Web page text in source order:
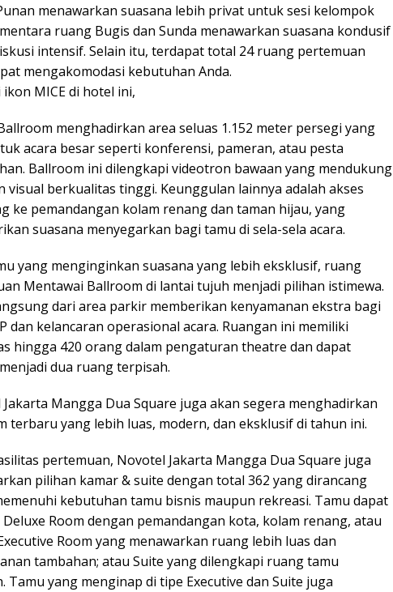
menawarkan suasana lebih privat untuk sesi kelompok
ruang Bugis dan Sunda menawarkan suasana kondusif
intensif. Selain itu, terdapat total 24 ruang pertemuan
mengakomodasi kebutuhan Anda.
ikon MICE di hotel ini,
menghadirkan area seluas 1.152 meter persegi yang
acara besar seperti konferensi, pameran, atau pesta
Ballroom ini dilengkapi videotron bawaan yang mendukung
visual berkualitas tinggi. Keunggulan lainnya adalah akses
ke pemandangan kolam renang dan taman hijau, yang
suasana menyegarkan bagi tamu di sela-sela acara.
yang menginginkan suasana yang lebih eksklusif, ruang
Mentawai Ballroom di lantai tujuh menjadi pilihan istimewa.
dari area parkir memberikan kenyamanan ekstra bagi
dan kelancaran operasional acara. Ruangan ini memiliki
hingga 420 orang dalam pengaturan theatre dan dapat
dua ruang terpisah.
Mangga Dua Square juga akan segera menghadirkan
terbaru yang lebih luas, modern, dan eksklusif di tahun ini.
pertemuan, Novotel Jakarta Mangga Dua Square juga
pilihan kamar & suite dengan total 362 yang dirancang
kebutuhan tamu bisnis maupun rekreasi. Tamu dapat
Room dengan pemandangan kota, kolam renang, atau
Room yang menawarkan ruang lebih luas dan
tambahan; atau Suite yang dilengkapi ruang tamu
Tamu yang menginap di tipe Executive dan Suite juga